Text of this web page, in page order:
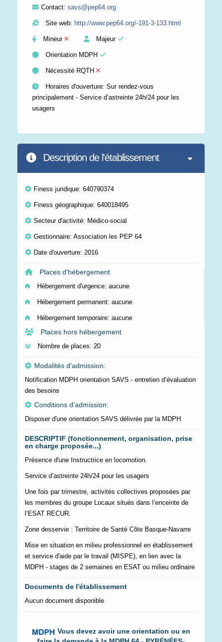
Contact: savs@pep64.org
Site web: http://www.pep64.org/-191-3-133.html
Mineur Majeur
Orientation MDPH
Nécessité RQTH
Horaires d'ouverture: Sur rendez-vous
principalement - Service d’astreinte 24h/24 pour les
usagers
Description de l'établissement
Finess juridique: 640790374
Finess géographique: 640018495
Secteur d'activité: Médico-social
Gestionnaire: Association les PEP 64
Date d'ouverture: 2016
Places d'hébergement
Hébergement d'urgence: aucune
Hébergement permanent: aucune
Hébergement temporaire: aucune
Places hors hébergement
Nombre de places: 20
Modalités d'admission:
Notification MDPH orientation SAVS - entretien d’évaluation
des besoins
Conditions d'admission:
Disposer d'une orientation SAVS délivrée par la MDPH
DESCRIPTIF (fonctionnement, organisation, prise
en charge proposée...)
Présence d'une Instructrice en locomotion.
Service d’astreinte 24h/24 pour les usagers
Une fois par trimestre, activités collectives proposées par
les membres du groupe
Locaux situés dans l’enceinte de
l’ESAT RECUR.
Zone desservie : Territoire de Santé Côte Basque-Navarre
Mise en situation en milieu professionnel en établissement
et service d'aide par le travail (MISPE), en lien avec la
MDPH - stages de 2 semaines en ESAT ou milieu ordinaire
Documents de l'établissement
Aucun document disponible
Vous devez avoir une orientation ou en